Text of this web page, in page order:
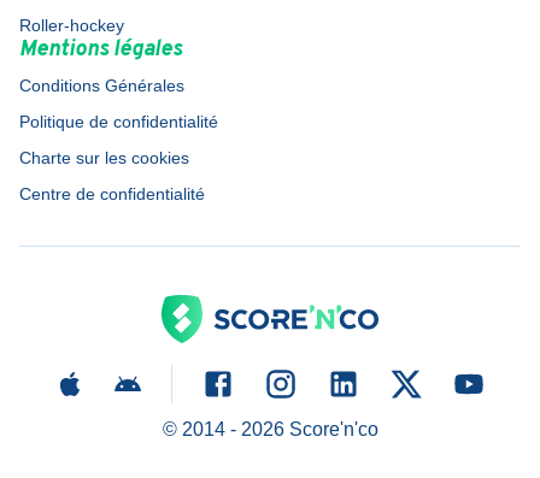
Roller-hockey
Mentions légales
Conditions Générales
Politique de confidentialité
Charte sur les cookies
Centre de confidentialité
© 2014 - 2026Score'n'co